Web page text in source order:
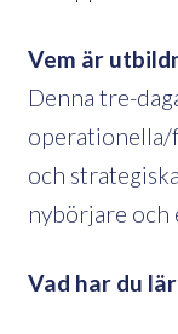
Vem är
Denna tre-
operationella/
och
nybörjare och
Vad har du